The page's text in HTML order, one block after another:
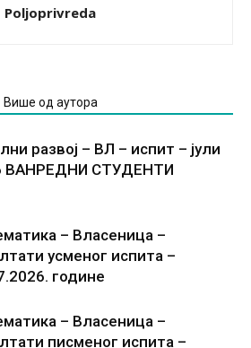
Poljoprivreda
Више од аутора
развој – ВЛ – испит – јули
ВАНРЕДНИ СТУДЕНТИ
– Власеница –
усменог испита –
године
– Власеница –
писменог испита –